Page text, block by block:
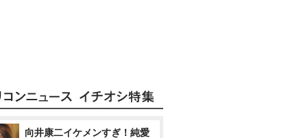
向井康二イケメンすぎ！純愛